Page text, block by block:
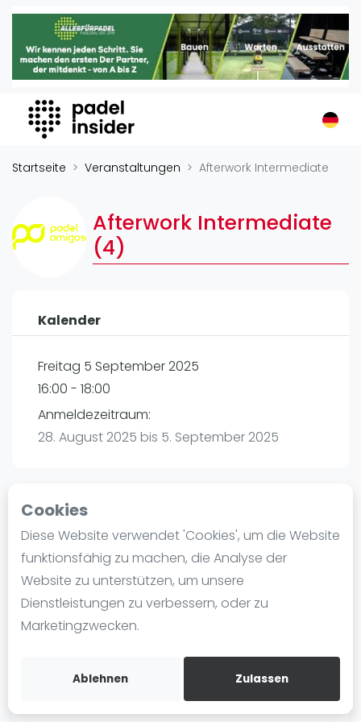
Cookies
Diese Website verwendet 'Cookies', um die Website
funktionsfähig zu machen, die Analyse der
Website zu unterstützen, um unsere
Dienstleistungen zu verbessern, oder zu
Marketingzwecken.
Ablehnen Zulassen
Padel Insider
Home
Organisationen
Buchungssysteme
Padel-Shops
Verschiedenes
Veranstaltungen
International
Ranking
Männer
Frauen
Blog
Die Geschichte von Padel
Regeln und Punktzählung
Padel Schläge
Video
Startseite Veranstaltungen Afterwork Intermediate
Afterwork Intermediate
(4)
Kalender
Freitag 5 September 2025
16:00 - 18:00
Anmeldezeitraum:
28. August 2025 bis 5. September 2025
Playtomic
Padel amigos Hamburg-Halstenbek |
Halstenbek
Am Bahndamm 88
25469Halstenbek
playtomic.io